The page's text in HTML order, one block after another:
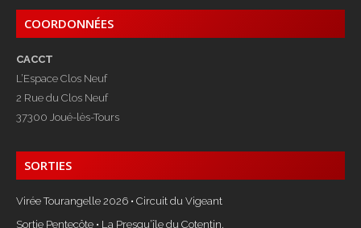
COORDONNÉES
CACCT
L’Espace Clos Neuf
2 Rue du Clos Neuf
37300 Joué-lès-Tours
SORTIES
Virée Tourangelle 2026 • Circuit du Vigeant
Sortie Pentecôte • La Presqu’île du Cotentin.